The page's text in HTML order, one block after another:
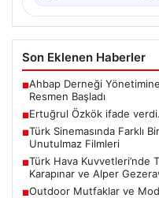
Son Eklenen Haberler
■Ahbap Derneği
Resmen Başladı
■Ertuğrul Özkök ifade
■Türk Sinemasında Farklı
Unutulmaz Filmleri
■Türk Hava Kuvvetleri’nde
Karapınar ve Alper
■Outdoor Mutfaklar ve